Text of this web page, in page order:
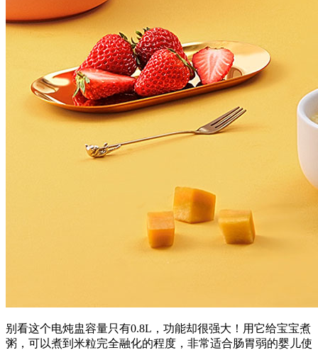
别看这个电炖盅容量只有0.8L，功能却很强大！用它给宝宝煮
粥，可以煮到米粒完全融化的程度，非常适合肠胃弱的婴儿使